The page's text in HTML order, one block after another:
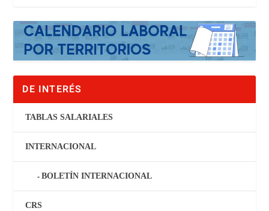
DE INTERÉS
TABLAS SALARIALES
INTERNACIONAL
BOLETÍN INTERNACIONAL
CRS